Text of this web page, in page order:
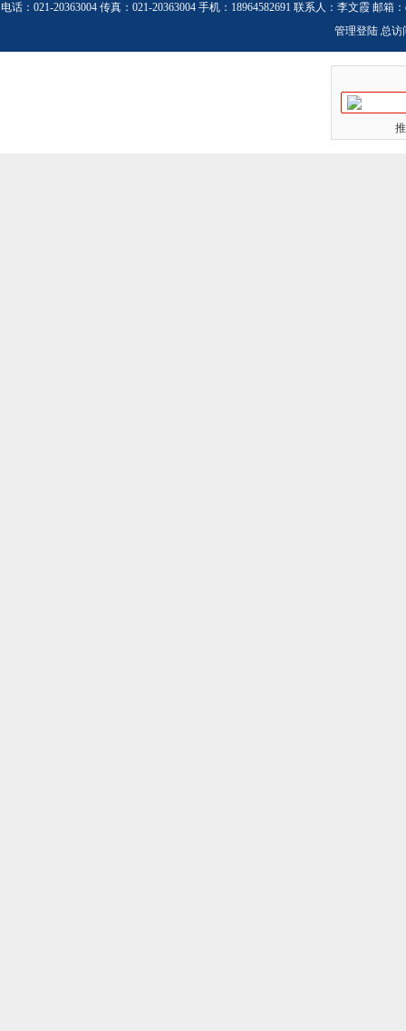
电话：021-20363004 传真：021-20363004 手机：18964582691 联系人：李文霞 邮箱：
管理登陆 总访